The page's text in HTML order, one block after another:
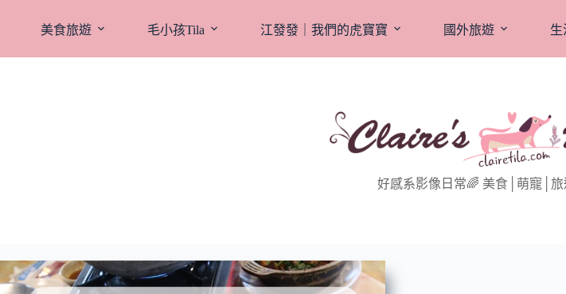
美食旅遊 毛小孩Tila 江發發｜我們的虎寶寶 國外旅遊 生
好感系影像日常🌈 美食│萌寵│